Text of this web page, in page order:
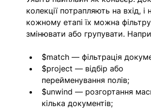
колекції потрапляють на вхід, і
кожному етапі їх можна
змінювати або групувати.
$match — фільтрація
$project — відбір або
перейменування полів;
$unwind — розгортання
кілька документів;